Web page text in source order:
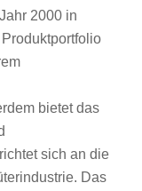
2000 in
bietet das
sich an die
Das